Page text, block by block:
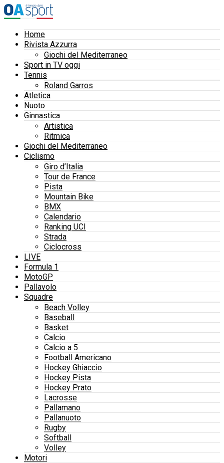
Home
Rivista Azzurra
Giochi del Mediterraneo
Sport in TV oggi
Tennis
Roland Garros
Atletica
Nuoto
Ginnastica
Artistica
Ritmica
Giochi del Mediterraneo
Ciclismo
Giro d’Italia
Tour de France
Pista
Mountain Bike
BMX
Calendario
Ranking UCI
Strada
Ciclocross
LIVE
Formula 1
MotoGP
Pallavolo
Squadre
Beach Volley
Baseball
Basket
Calcio
Calcio a 5
Football Americano
Hockey Ghiaccio
Hockey Pista
Hockey Prato
Lacrosse
Pallamano
Pallanuoto
Rugby
Softball
Volley
Motori